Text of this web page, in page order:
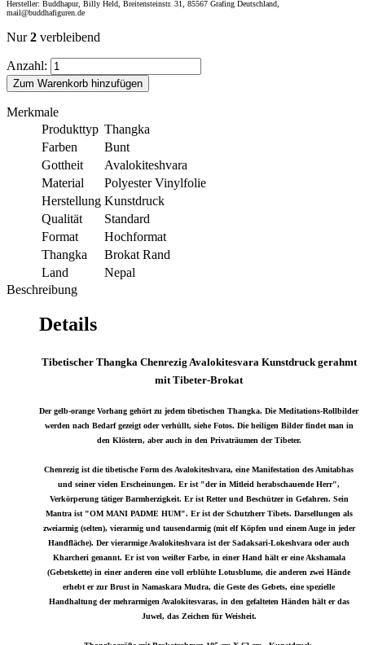
Hersteller: Buddhapur, Billy Held, Breitensteinstr. 31, 85567 Grafing Deutschland,
mail@buddhafiguren.de
Nur2 verbleibend
Anzahl:
Zum Warenkorb hinzufügen
Merkmale
Produkttyp Thangka
Farben
Bunt
Gottheit
Avalokiteshvara
Material
Polyester Vinylfolie
Herstellung Kunstdruck
Qualität
Standard
Format
Hochformat
Thangka
Brokat Rand
Land
Nepal
Beschreibung
Details
Tibetischer Thangka Chenrezig Avalokitesvara Kunstdruck gerahmt
mit Tibeter-Brokat
Der gelb-orange Vorhang gehört zu jedem tibetischen Thangka. Die Meditations-Rollbilder
werden nach Bedarf gezeigt oder verhüllt, siehe Fotos. Die heiligen Bilder findet man in
den Klöstern, aber auch in den Privaträumen der Tibeter.
Chenrezig ist die tibetische Form des Avalokiteshvara, eine Manifestation des Amitabhas
und seiner vielen Erscheinungen. Er ist "der in Mitleid herabschauende Herr",
Verkörperung tätiger Barmherzigkeit. Er ist Retter und Beschützer in Gefahren. Sein
Mantra ist "OM MANI PADME HUM". Er ist der Schutzherr Tibets. Darsellungen als
zweiarmig (selten), vierarmig und tausendarmig (mit elf Köpfen und einem Auge in jeder
Handfläche). Der vierarmige Avalokiteshvara ist der Sadaksari-Lokeshvara oder auch
Kharcheri genannt. Er ist von weißer Farbe, in einer Hand hält er eine Akshamala
(Gebetskette) in einer anderen eine voll erblühte Lotusblume, die anderen zwei Hände
erhebt er zur Brust in Namaskara Mudra, die Geste des Gebets, eine spezielle
Handhaltung der mehrarmigen Avalokitesvaras, in den gefalteten Händen hält er das
Juwel, das Zeichen für Weisheit.